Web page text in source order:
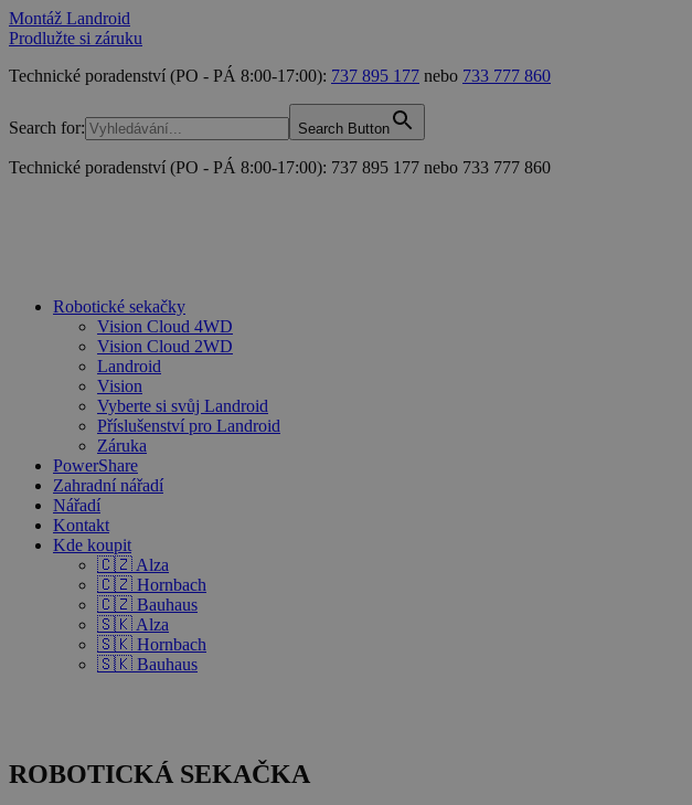
Montáž Landroid
Prodlužte si záruku
Technické poradenství (PO - PÁ 8:00-17:00): 737 895 177 nebo 733 777 860
Search for: Search Button
Technické poradenství (PO - PÁ 8:00-17:00): 737 895 177 nebo 733 777 860
Robotické sekačky
Vision Cloud 4WD
Vision Cloud 2WD
Landroid
Vision
Vyberte si svůj Landroid
Příslušenství pro Landroid
Záruka
PowerShare
Zahradní nářadí
Nářadí
Kontakt
Kde koupit
🇨🇿 Alza
🇨🇿 Hornbach
🇨🇿 Bauhaus
🇸🇰 Alza
🇸🇰 Hornbach
🇸🇰 Bauhaus
ROBOTICKÁ SEKAČKA